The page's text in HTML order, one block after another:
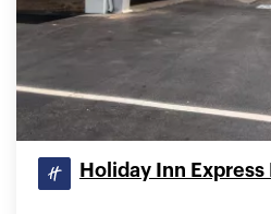
Holiday Inn Express